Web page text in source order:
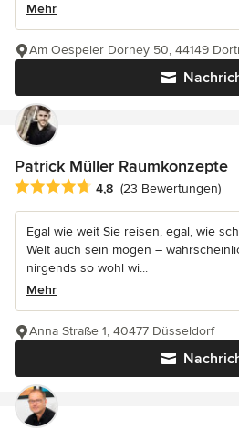
Mehr
Am Oespeler Dorney 50, 44149
Patrick Müller Raumkonzepte
Durchschnittliche Bewertung: 4.8
4,8 (23 Bewertungen)
Egal wie weit Sie reisen, egal, wie
Welt auch sein mögen –
nirgends so wohl wi...
Mehr
Anna Straße 1, 40477 Düsseldorf